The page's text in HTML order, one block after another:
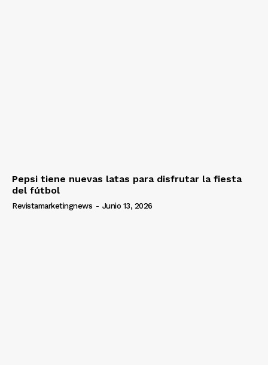
Pepsi tiene nuevas latas para disfrutar la fiesta
del fútbol
Revistamarketingnews - Junio 13, 2026